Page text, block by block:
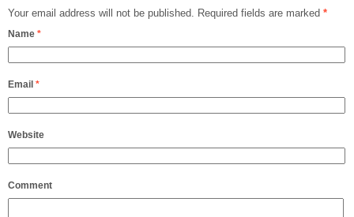
Your email address will not be published. Required fields are marked *
Name *
Email *
Website
Comment